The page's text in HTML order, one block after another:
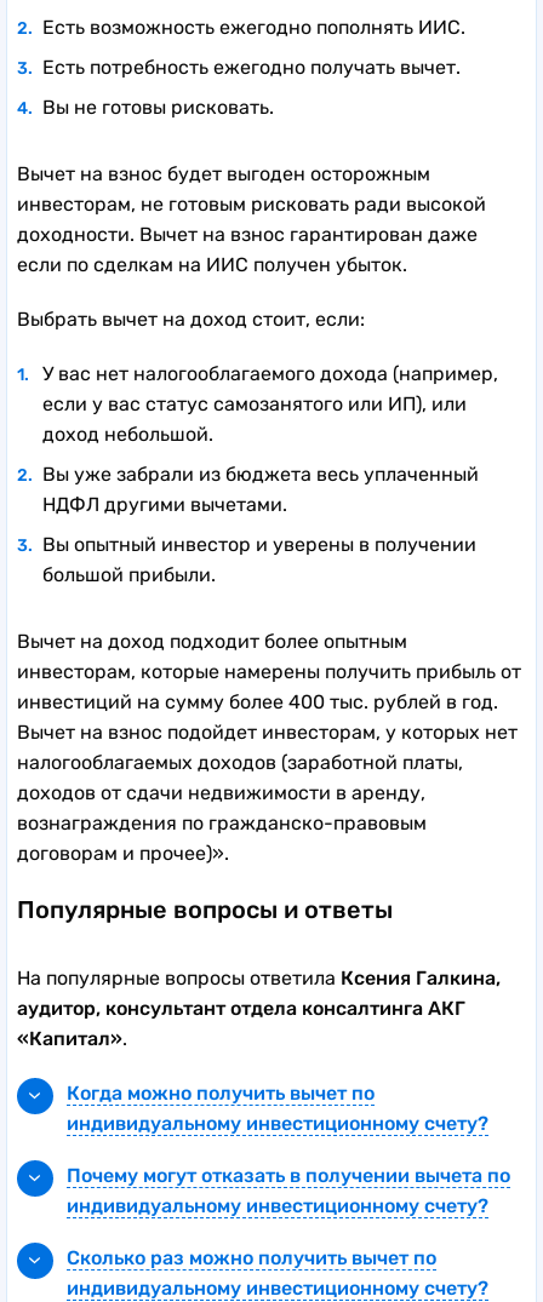
Есть возможность ежегодно пополнять ИИС.
Есть потребность ежегодно получать вычет.
Вы не готовы рисковать.
Вычет на взнос будет выгоден осторожным
инвесторам, не готовым рисковать ради высокой
доходности. Вычет на взнос гарантирован даже
если по сделкам на ИИС получен убыток.
Выбрать вычет на доход стоит, если:
У вас нет налогооблагаемого дохода (например,
если у вас статус самозанятого или ИП), или
доход небольшой.
Вы уже забрали из бюджета весь уплаченный
НДФЛ другими вычетами.
Вы опытный инвестор и уверены в получении
большой прибыли.
Вычет на доход подходит более опытным
инвесторам, которые намерены получить прибыль от
инвестиций на сумму более 400 тыс. рублей в год.
Вычет на взнос подойдет инвесторам, у которых нет
налогооблагаемых доходов (заработной платы,
доходов от сдачи недвижимости в аренду,
вознаграждения по гражданско-правовым
договорам и прочее)».
Популярные вопросы и ответы
На популярные вопросы ответила Ксения Галкина,
аудитор, консультант отдела консалтинга АКГ
«Капитал».
Когда можно получить вычет по
индивидуальному инвестиционному счету?
открыт ИИС, либо разом за три прошедших
года, при условии ежегодного пополнения
следующего года, после внесения средств на
Почему могут отказать в получении вычета по
индивидуальному инвестиционному счету?
налогооблагаемых НДФЛ доходов. Неверно
заполнена декларация или не хватает
Сколько раз можно получить вычет по
индивидуальному инвестиционному счету?